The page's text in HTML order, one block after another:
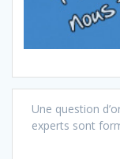
Une question
experts sont